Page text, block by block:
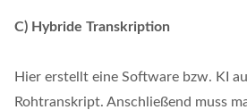
C) Hybride Transkription
Hier erstellt eine Software bzw. KI
Rohtranskript. Anschließend muss